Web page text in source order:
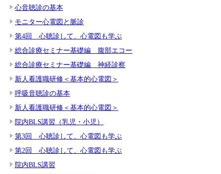
心音聴診の基本
モニター心電図と脈診
第4回 心聴診して、心電図も学ぶ
総合診療セミナー基礎編 腹部エコー
総合診療セミナー基礎編 神経診察
新人看護職研修＜基本的心電図＞
呼吸音聴診の基本
新人看護職研修＜基本的心電図＞
院内BLS講習（乳児・小児）
第3回 心聴診して、心電図も学ぶ
第2回 心聴診して、心電図も学ぶ
院内BLS講習